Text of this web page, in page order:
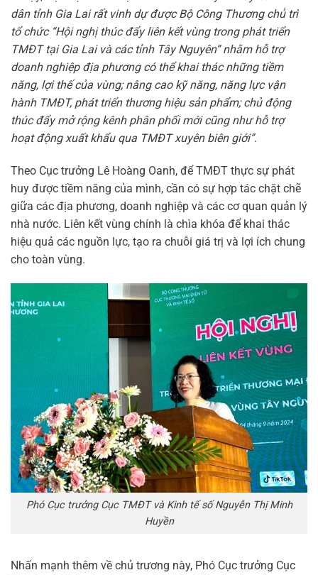
dân tỉnh Gia Lai rất vinh dự được Bộ Công Thương chủ trì
tổ chức “Hội nghị thúc đẩy liên kết vùng trong phát triển
TMĐT tại Gia Lai và các tỉnh Tây Nguyên” nhằm hỗ trợ
doanh nghiệp địa phương có thể khai thác những tiềm
năng, lợi thế của vùng; nâng cao kỹ năng, năng lực vận
hành TMĐT, phát triển thương hiệu sản phẩm; chủ động
thúc đẩy mở rộng kênh phân phối mới cũng như hỗ trợ
hoạt động xuất khẩu qua TMĐT xuyên biên giới”.
Theo Cục trưởng Lê Hoàng Oanh, để TMĐT thực sự phát
huy được tiềm năng của mình, cần có sự hợp tác chặt chẽ
giữa các địa phương, doanh nghiệp và các cơ quan quản lý
nhà nước. Liên kết vùng chính là chìa khóa để khai thác
hiệu quả các nguồn lực, tạo ra chuỗi giá trị và lợi ích chung
cho toàn vùng.
Phó Cục trưởng Cục TMĐT và Kinh tế số Nguyễn Thị Minh
Huyền
Nhấn mạnh thêm về chủ trương này, Phó Cục trưởng Cục